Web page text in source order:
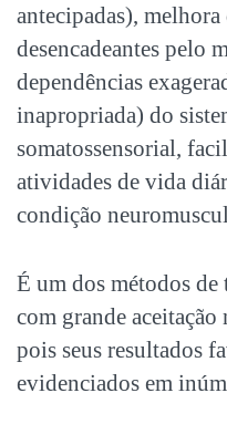
antecipadas),
desencadeantes pelo
dependências
inapropriada) do
somatossensorial,
atividades de vida
condição
É um dos métodos
com grande
pois seus resultados
evidenciados em